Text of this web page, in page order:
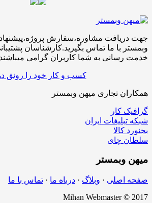
جهت دریافت مشاوره،سفارش پروژه،پیشنهاد
خدمت رسانی به شما کاربران گرامی میباشند
کسب و کار خود را رونق
همکاران تجاری میهن وبمستر
گرافیک کار
شبکه تبلیغات ایران
بجنورد کالا
سلطان چای
میهن وبمستر
صفحه اصلی · وبلاگ · درباه ما · تماس با ما
Mihan Webmaster © 2017